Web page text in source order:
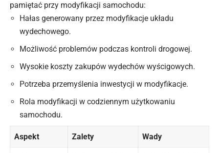
pamiętać przy modyfikacji samochodu:
Hałas generowany przez modyfikacje układu
wydechowego.
Możliwość problemów podczas kontroli drogowej.
Wysokie koszty zakupów wydechów wyścigowych.
Potrzeba przemyślenia inwestycji w modyfikacje.
Rola modyfikacji w codziennym użytkowaniu
samochodu.
Aspekt Zalety Wady